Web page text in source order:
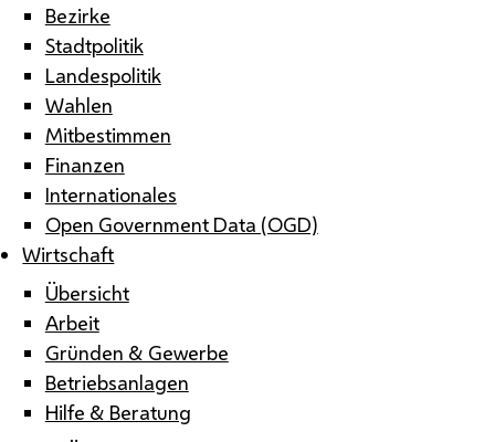
Bezirke
Stadtpolitik
Landespolitik
Wahlen
Mitbestimmen
Finanzen
Internationales
Open Government Data (OGD)
Wirtschaft
Übersicht
Arbeit
Gründen & Gewerbe
Betriebsanlagen
Hilfe & Beratung